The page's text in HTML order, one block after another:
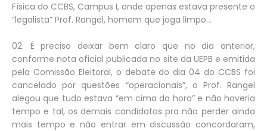
Física do CCBS, Campus I, onde apenas estava presente o
“legalista” Prof. Rangel, homem que joga limpo...
02. É preciso deixar bem claro que no dia anterior,
conforme nota oficial publicada no site da UEPB e emitida
pela Comissão Eleitoral, o debate do dia 04 do CCBS foi
cancelado por questões “operacionais”, o Prof. Rangel
alegou que tudo estava “em cima da hora” e não haveria
tempo e tal, os demais candidatos pra não perder ainda
mais tempo e não entrar em discussão concordaram,